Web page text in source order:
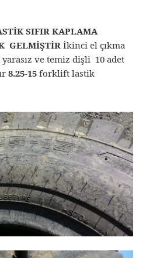
SIFIR KAPLAMA
GELMİŞTİRİkinci el çıkma
ve temiz dişli 10 adet
8.25-15 forklift lastik